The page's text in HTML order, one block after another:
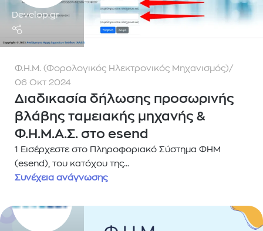
Develop.gr
Φ.Η.Μ. (Φορολογικός Ηλεκτρονικός Μηχανισμός)
06 Οκτ 2024
Διαδικασία δήλωσης προσωρινής
βλάβης ταμειακής μηχανής &
Φ.Η.Μ.Α.Σ. στο esend
1 Εισέρχεστε στο Πληροφοριακό Σύστημα ΦΗΜ
(esend), του κατόχου της...
Συνέχεια ανάγνωσης